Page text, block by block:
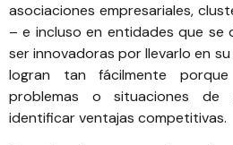
asociaciones empresariales,
– e incluso en entidades que
ser innovadoras por llevarlo en
logran tan fácilmente
problemas o situaciones de
identificar ventajas competitivas.